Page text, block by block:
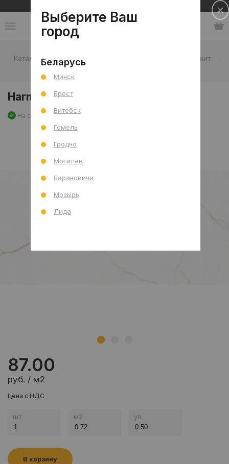
Каталог - Керамогранит
-
Harmony Snow Mat (CRV) 60x120 R
Harmony Snow Mat (CRV) 60x120 R
На складе Артикул: 0000027837
87.00
руб. / м2
Цена с НДС
шт. м2 уп.
В корзину
Выберите Ваш
город
Беларусь
Минск
Брест
Витебск
Гомель
Гродно
Могилев
Барановичи
Мозырь
Лида